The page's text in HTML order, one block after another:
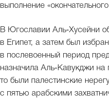
выполнение
В Югославии Аль‑Хусейни
в Египет, а затем был
в послевоенный период
назначила Аль‑Кавукджи
то были палестинские
с пятью арабскими